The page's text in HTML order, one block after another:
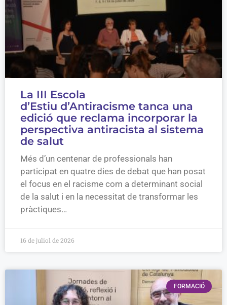
La III Escola
d’Estiu d’Antiracisme tanca una
edició que reclama incorporar la
perspectiva antiracista al sistema
de salut
Més d’un centenar de professionals han
participat en quatre dies de debat que han posat
el focus en el racisme com a determinant social
de la salut i en la necessitat de transformar les
pràctiques…
16 de juliol de 2026
FORMACIÓ